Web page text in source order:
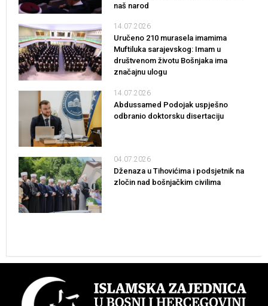
naš narod
14.07.2026
Uručeno 210 murasela imamima
Muftiluka sarajevskog: Imam u
društvenom životu Bošnjaka ima
značajnu ulogu
14.07.2026
Abdussamed Podojak uspješno
odbranio doktorsku disertaciju
04.07.2026
Dženaza u Tihovićima i podsjetnik na
zločin nad bošnjačkim civilima